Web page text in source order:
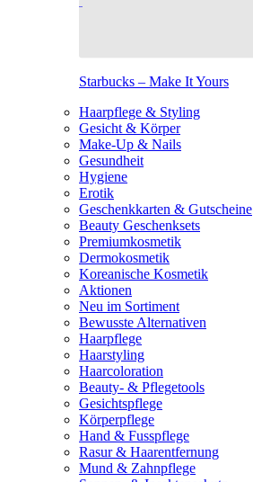
Starbucks – Make It Yours
Haarpflege & Styling
Gesicht & Körper
Make-Up & Nails
Gesundheit
Hygiene
Erotik
Geschenkkarten & Gutscheine
Beauty Geschenksets
Premiumkosmetik
Dermokosmetik
Koreanische Kosmetik
Aktionen
Neu im Sortiment
Bewusste Alternativen
Haarpflege
Haarstyling
Haarcoloration
Beauty- & Pflegetools
Gesichtspflege
Körperpflege
Hand & Fusspflege
Rasur & Haarentfernung
Mund & Zahnpflege